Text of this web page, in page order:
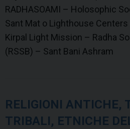
RADHASOAMI – Holosophic
Sant Mat o Lighthouse Centers
Kirpal Light Mission – Radha
(RSSB) – Sant Bani Ashram
RELIGIONI ANTICHE,
TRIBALI, ETNICHE